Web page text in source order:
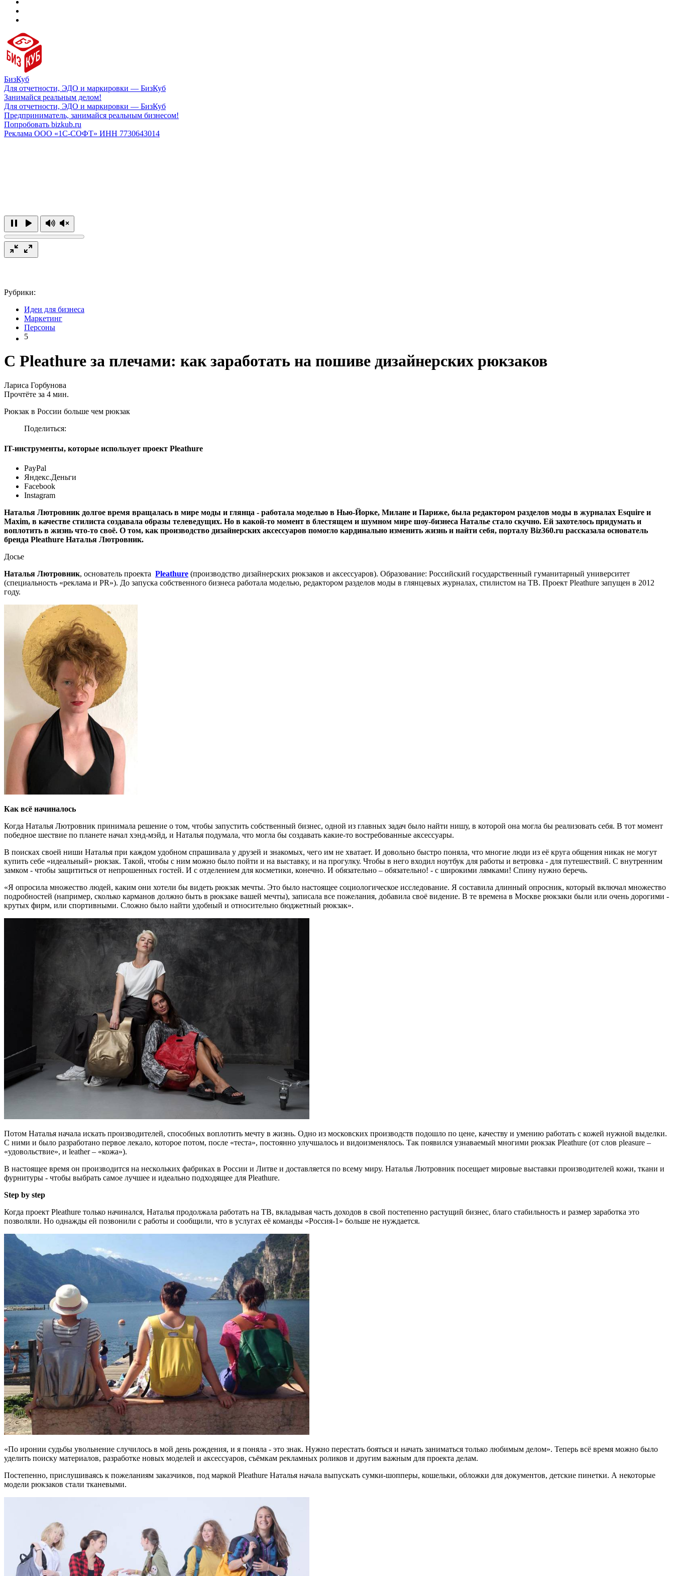
БизКуб
Для отчетности, ЭДО и маркировки — БизКуб
Занимайся реальным делом!
Для отчетности, ЭДО и маркировки — БизКуб
Предприниматель, занимайся реальным бизнесом!
Попробовать bizkub.ru
Реклама ООО «1С-СОФТ» ИНН 7730643014
Рубрики:
Идеи для бизнеса
Маркетинг
Персоны
5
С Pleathure за плечами: как заработать на пошиве дизайнерских рюкзаков
Лариса Горбунова
Прочтёте за 4 мин.
Рюкзак в России больше чем рюкзак
Поделиться:
IT-инструменты, которые использует проект Pleathure
PayPal
Яндекс.Деньги
Facebook
Instagram
Наталья Лютровник долгое время вращалась в мире моды и глянца - работала моделью в Нью-Йорке, Милане и Париже, была редактором разделов моды в журналах Esquire и
Maxim, в качестве стилиста создавала образы телеведущих. Но в какой-то момент в блестящем и шумном мире шоу-бизнеса Наталье стало скучно. Ей захотелось придумать и
воплотить в жизнь что-то своё. О том, как производство дизайнерских аксессуаров помогло кардинально изменить жизнь и найти себя, порталу Biz360.ru рассказала основатель
бренда Pleathure Наталья Лютровник.
Досье
Наталья Лютровник, основатель проекта Pleathure (производство дизайнерских рюкзаков и аксессуаров). Образование: Российский государственный гуманитарный университет
(специальность «реклама и PR»). До запуска собственного бизнеса работала моделью, редактором разделов моды в глянцевых журналах, стилистом на ТВ. Проект Pleathure запущен в 2012
году.
Как всё начиналось
Когда Наталья Лютровник принимала решение о том, чтобы запустить собственный бизнес, одной из главных задач было найти нишу, в которой она могла бы реализовать себя. В тот момент
победное шествие по планете начал хэнд-мэйд, и Наталья подумала, что могла бы создавать какие-то востребованные аксессуары.
В поисках своей ниши Наталья при каждом удобном спрашивала у друзей и знакомых, чего им не хватает. И довольно быстро поняла, что многие люди из её круга общения никак не могут
купить себе «идеальный» рюкзак. Такой, чтобы с ним можно было пойти и на выставку, и на прогулку. Чтобы в него входил ноутбук для работы и ветровка - для путешествий. С внутренним
замком - чтобы защититься от непрошенных гостей. И с отделением для косметики, конечно. И обязательно – обязательно! - с широкими лямками! Спину нужно беречь.
«Я опросила множество людей, каким они хотели бы видеть рюкзак мечты. Это было настоящее социологическое исследование. Я составила длинный опросник, который включал множество
подробностей (например, сколько карманов должно быть в рюкзаке вашей мечты), записала все пожелания, добавила своё видение. В те времена в Москве рюкзаки были или очень дорогими -
крутых фирм, или спортивными. Сложно было найти удобный и относительно бюджетный рюкзак».
Потом Наталья начала искать производителей, способных воплотить мечту в жизнь. Одно из московских производств подошло по цене, качеству и умению работать с кожей нужной выделки.
С ними и было разработано первое лекало, которое потом, после «теста», постоянно улучшалось и видоизменялось. Так появился узнаваемый многими рюкзак Pleathure (от слов pleasure –
«удовольствие», и leather – «кожа»).
В настоящее время он производится на нескольких фабриках в России и Литве и доставляется по всему миру. Наталья Лютровник посещает мировые выставки производителей кожи, ткани и
фурнитуры - чтобы выбрать самое лучшее и идеально подходящее для Pleathure.
Step by step
Когда проект Pleathure только начинался, Наталья продолжала работать на ТВ, вкладывая часть доходов в свой постепенно растущий бизнес, благо стабильность и размер заработка это
позволяли. Но однажды ей позвонили с работы и сообщили, что в услугах её команды «Россия-1» больше не нуждается.
«По иронии судьбы увольнение случилось в мой день рождения, и я поняла - это знак. Нужно перестать бояться и начать заниматься только любимым делом». Теперь всё время можно было
уделить поиску материалов, разработке новых моделей и аксессуаров, съёмкам рекламных роликов и другим важным для проекта делам.
Постепенно, прислушиваясь к пожеланиям заказчиков, под маркой Pleathure Наталья начала выпускать сумки-шопперы, кошельки, обложки для документов, детские пинетки. А некоторые
модели рюкзаков стали тканевыми.